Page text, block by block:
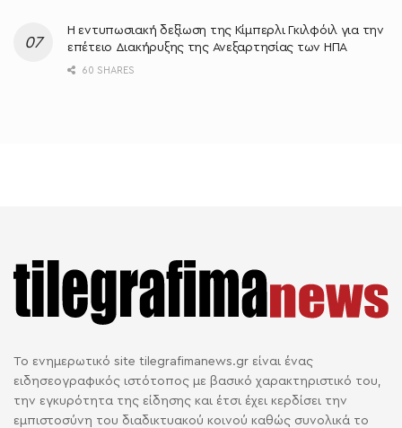
Η εντυπωσιακή δεξίωση της Κίμπερλι Γκιλφόιλ για την
επέτειο Διακήρυξης της Ανεξαρτησίας των ΗΠΑ
60 SHARES
Το ενημερωτικό site tilegrafimanews.gr είναι ένας
ειδησεογραφικός ιστότοπος με βασικό χαρακτηριστικό του,
την εγκυρότητα της είδησης και έτσι έχει κερδίσει την
εμπιστοσύνη του διαδικτυακού κοινού καθώς συνολικά το